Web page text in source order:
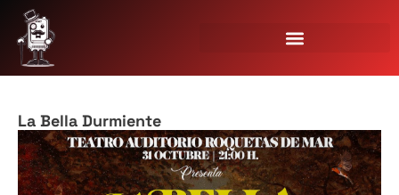
La Bella Durmiente